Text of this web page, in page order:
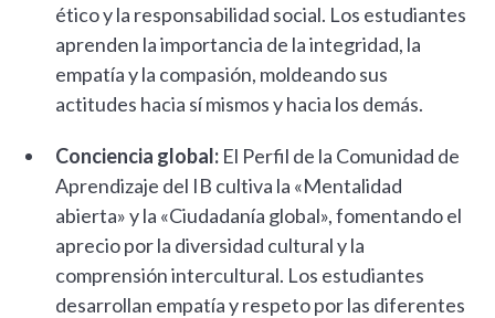
ético y la responsabilidad social. Los estudiantes
aprenden la importancia de la integridad, la
empatía y la compasión, moldeando sus
actitudes hacia sí mismos y hacia los demás.
Conciencia global: El Perfil de la Comunidad de
Aprendizaje del IB cultiva la «Mentalidad
abierta» y la «Ciudadanía global», fomentando el
aprecio por la diversidad cultural y la
comprensión intercultural. Los estudiantes
desarrollan empatía y respeto por las diferentes